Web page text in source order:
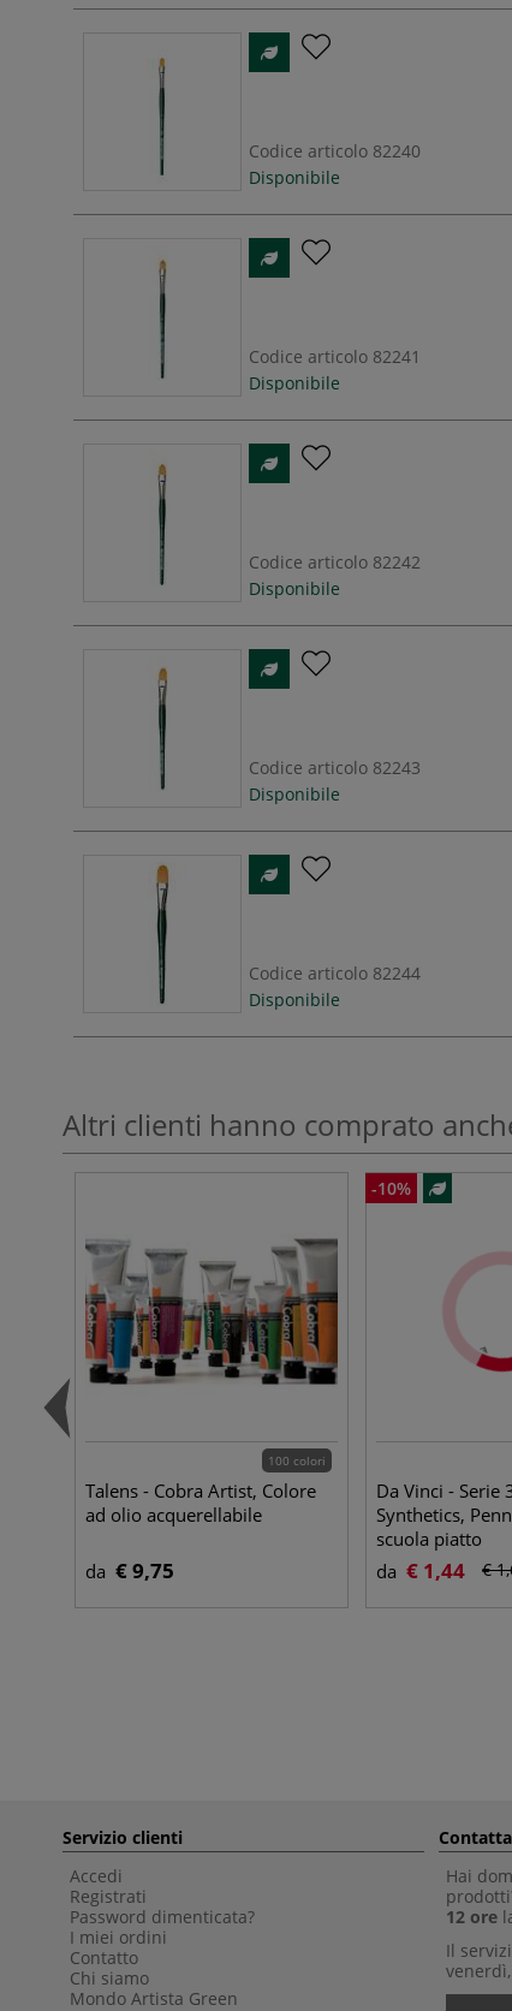
Codice articolo 82240
Disponibile
Codice articolo 82241
Disponibile
Codice articolo 82242
Disponibile
Codice articolo 82243
Disponibile
Codice articolo 82244
Disponibile
Altri clienti hanno comprato
100 colori
Talens - Cobra Artist, Colore
ad olio acquerellabile
da € 9,75
-10%
Da Vinci - Serie
Synthetics,
scuola piatto
da € 1,44 €
Servizio clienti
Accedi
Registrati
Password dimenticata?
I miei ordini
Contatto
Chi siamo
Mondo Artista Green
Hai
12 ore
Il